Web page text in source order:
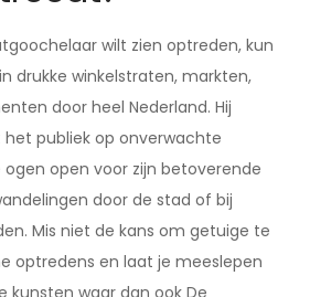
wilt zien optreden, kun
drukke winkelstraten, markten,
door heel Nederland. Hij
publiek op onverwachte
open voor zijn betoverende
door de stad of bij
Mis niet de kans om getuige te
optredens en laat je meeslepen
kunsten waar dan ook De